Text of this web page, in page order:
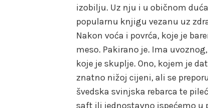
izobilju. Uz nju i u običnom
popularnu knjigu vezanu uz
Nakon voća i povrća, koje je
meso. Pakirano je. Ima
koje je skuplje. Ono, kojem je
znatno nižoj cijeni, ali se
švedska svinjska rebarca te
saft ili jednostavno ispećemo u